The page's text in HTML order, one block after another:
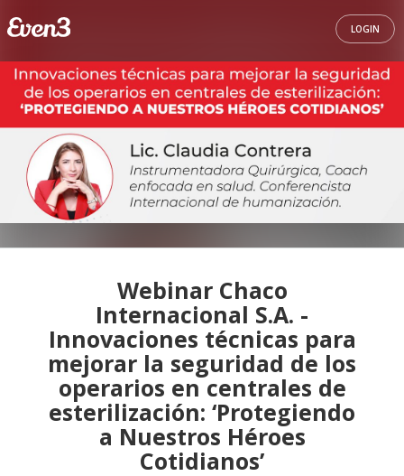
LOGIN
Webinar Chaco
Internacional S.A. -
Innovaciones técnicas para
mejorar la seguridad de los
operarios en centrales de
esterilización: ‘Protegiendo
a Nuestros Héroes
Cotidianos’